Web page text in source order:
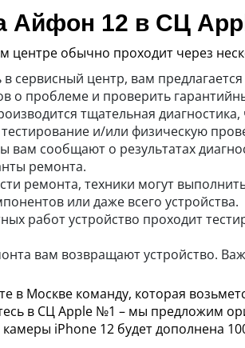
Айфон 12 в СЦ
центре обычно проходит через
центр, вам предлагается
о проблеме и проверить
тщательная
и/или физическую
сообщают о результатах
ремонта.
ремонта, техники могут
или даже всего устройства.
работ устройство проходит
вам возвращают устройство.
Москве команду, которая
в СЦ Apple №1 – мы предложим
iPhone 12 будет дополнена